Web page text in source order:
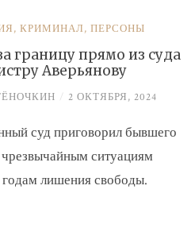
, КРИМИНАЛ, ПЕРСОНЫ
границу прямо из суда
Аверьянову
/ 2 ОКТЯБРЯ, 2024
суд приговорил бывшего
ситуациям
лишения свободы.